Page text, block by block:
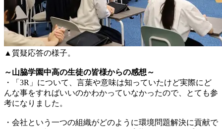
▲質疑応答の様子。
～山脇学園中高の生徒の皆様からの感想～
・「3R」について、言葉や意味は知っていたけど実際にど
んな事をすればいいのかわかっていなかったので、とても参
考になりました。
・会社という一つの組織がどのように環境問題解決に貢献で